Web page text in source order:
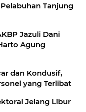
Tanjung
Jazuli Dani
Agung
dan Kondusif,
yang Terlibat
Jelang Libur